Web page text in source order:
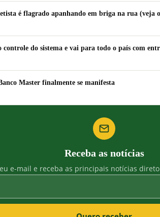
é flagrado apanhando em briga na rua (veja
controle do sistema e vai para todo o país com
Master finalmente se manifesta
Receba as notícias
e-mail e receba as principais notícias